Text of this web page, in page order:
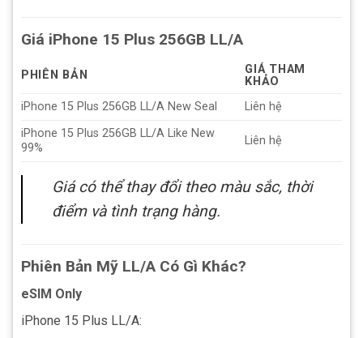
Giá iPhone 15 Plus 256GB LL/A
PHIÊN BẢN
GIÁ THAM
KHẢO
iPhone 15 Plus 256GB LL/A New Seal
Liên hệ
iPhone 15 Plus 256GB LL/A Like New
99%
Liên hệ
Giá có thể thay đổi theo màu sắc, thời
điểm và tình trạng hàng.
Phiên Bản Mỹ LL/A Có Gì Khác?
eSIM Only
iPhone 15 Plus LL/A: